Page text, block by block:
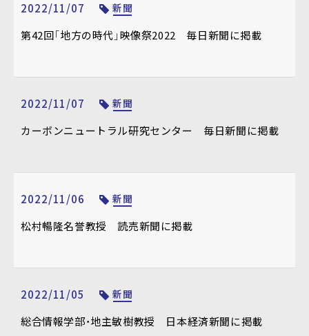
2022/11/07 新聞
第42回「地方の時代」映像祭2022 毎日新聞に掲載
2022/11/07 新聞
カーボンニュートラル研究センター 毎日新聞に掲載
2022/11/06 新聞
松村暢隆名誉教授 読売新聞に掲載
2022/11/05 新聞
総合情報学部・地主敏樹教授 日本経済新聞に掲載